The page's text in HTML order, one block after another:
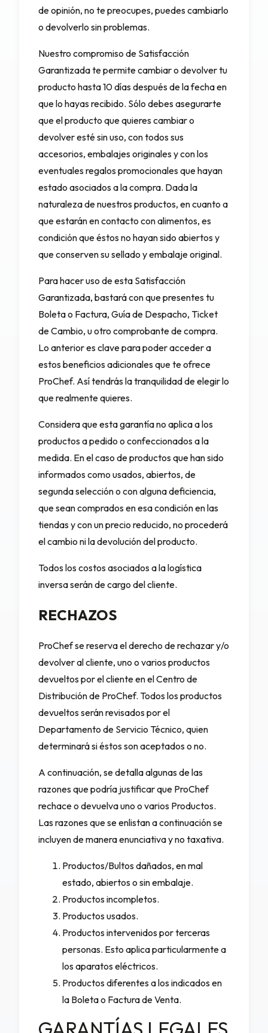
de opinión, no te preocupes, puedes cambiarlo
o devolverlo sin problemas.
Nuestro compromiso de Satisfacción
Garantizada te permite cambiar o devolver tu
producto hasta 10 días después de la fecha en
que lo hayas recibido. Sólo debes asegurarte
que el producto que quieres cambiar o
devolver esté sin uso, con todos sus
accesorios, embalajes originales y con los
eventuales regalos promocionales que hayan
estado asociados a la compra. Dada la
naturaleza de nuestros productos, en cuanto a
que estarán en contacto con alimentos, es
condición que éstos no hayan sido abiertos y
que conserven su sellado y embalaje original.
Para hacer uso de esta Satisfacción
Garantizada, bastará con que presentes tu
Boleta o Factura, Guía de Despacho, Ticket
de Cambio, u otro comprobante de compra.
Lo anterior es clave para poder acceder a
estos beneficios adicionales que te ofrece
ProChef. Así tendrás la tranquilidad de elegir lo
que realmente quieres.
Considera que esta garantía no aplica a los
productos a pedido o confeccionados a la
medida. En el caso de productos que han sido
informados como usados, abiertos, de
segunda selección o con alguna deficiencia,
que sean comprados en esa condición en las
tiendas y con un precio reducido, no procederá
el cambio ni la devolución del producto.
Todos los costos asociados a la logística
inversa serán de cargo del cliente.
RECHAZOS
ProChef se reserva el derecho de rechazar y/o
devolver al cliente, uno o varios productos
devueltos por el cliente en el Centro de
Distribución de ProChef. Todos los productos
devueltos serán revisados por el
Departamento de Servicio Técnico, quien
determinará si éstos son aceptados o no.
A continuación, se detalla algunas de las
razones que podría justificar que ProChef
rechace o devuelva uno o varios Productos.
Las razones que se enlistan a continuación se
incluyen de manera enunciativa y no taxativa.
Productos/Bultos dañados, en mal
estado, abiertos o sin embalaje.
Productos incompletos.
Productos usados.
Productos intervenidos por terceras
personas. Esto aplica particularmente a
los aparatos eléctricos.
Productos diferentes a los indicados en
la Boleta o Factura de Venta.